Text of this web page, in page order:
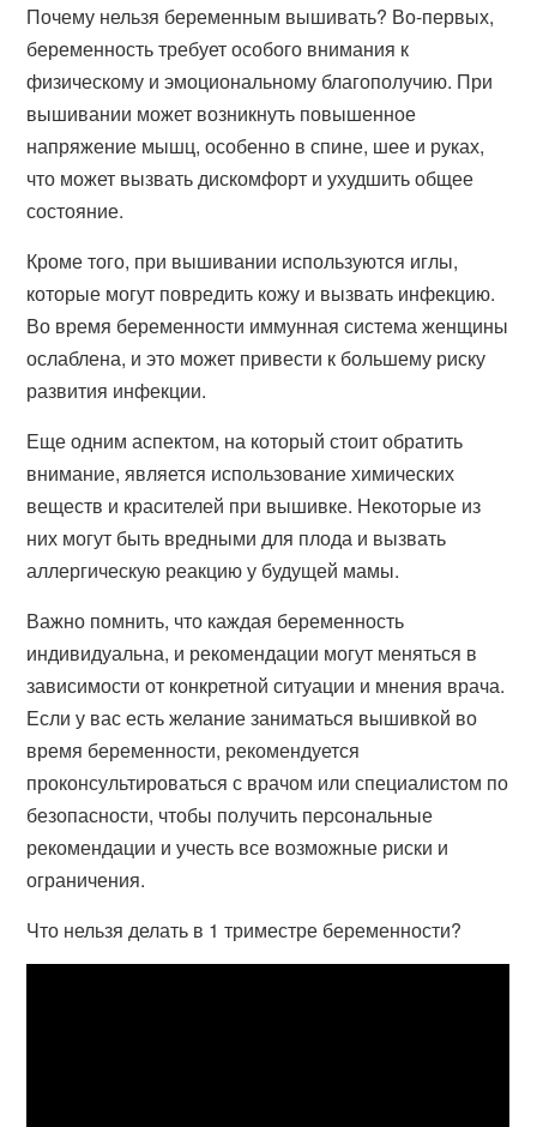
Почему нельзя беременным вышивать? Во-первых,
беременность требует особого внимания к
физическому и эмоциональному благополучию. При
вышивании может возникнуть повышенное
напряжение мышц, особенно в спине, шее и руках,
что может вызвать дискомфорт и ухудшить общее
состояние.
Кроме того, при вышивании используются иглы,
которые могут повредить кожу и вызвать инфекцию.
Во время беременности иммунная система женщины
ослаблена, и это может привести к большему риску
развития инфекции.
Еще одним аспектом, на который стоит обратить
внимание, является использование химических
веществ и красителей при вышивке. Некоторые из
них могут быть вредными для плода и вызвать
аллергическую реакцию у будущей мамы.
Важно помнить, что каждая беременность
индивидуальна, и рекомендации могут меняться в
зависимости от конкретной ситуации и мнения врача.
Если у вас есть желание заниматься вышивкой во
время беременности, рекомендуется
проконсультироваться с врачом или специалистом по
безопасности, чтобы получить персональные
рекомендации и учесть все возможные риски и
ограничения.
Что нельзя делать в 1 триместре беременности?